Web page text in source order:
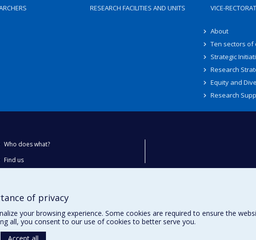
RESEARCH FACILITIES AND UNITS VICE-
About
Ten sectors of
Strategic
Research
Equity and
Research
Who does what?
Find us
of privacy
your browsing experience. Some cookies are required to ensure the
all, you consent to our use of cookies to better serve you.